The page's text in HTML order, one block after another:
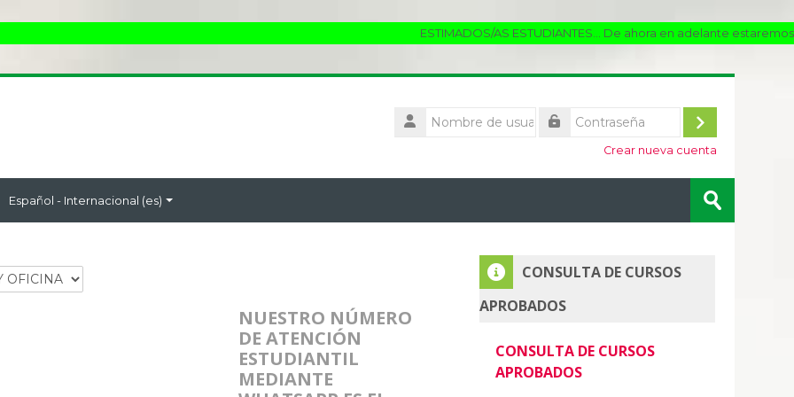
ESTIMADOS/AS ESTUDIANTES... De ahora en adelante estaremos
Nombre
de
Acceder
Crear nueva cuenta
Español - Internacional ‎(es)‎ Enviar
NUESTRO NÚMERO
DE ATENCIÓN
ESTUDIANTIL
MEDIANTE
Salta CONSULTA DE CURSOS APROBADOS
CONSULTA DE CURSOS
APROBADOS
CONSULTA DE CURSOS
APROBADOS